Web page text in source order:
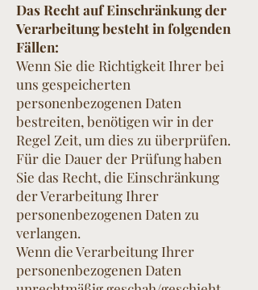
Das Recht auf Einschränkung der
Verarbeitung besteht in folgenden
Fällen:
Wenn Sie die Richtigkeit Ihrer bei
uns gespeicherten
personenbezogenen Daten
bestreiten, benötigen wir in der
Regel Zeit, um dies zu überprüfen.
Für die Dauer der Prüfung haben
Sie das Recht, die Einschränkung
der Verarbeitung Ihrer
personenbezogenen Daten zu
verlangen.
Wenn die Verarbeitung Ihrer
personenbezogenen Daten